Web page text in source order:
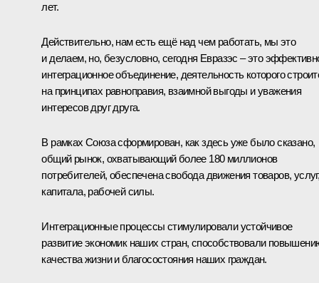
лет.
Действительно, нам есть ещё над чем работать, мы это
и делаем, но, безусловно, сегодня Евразэс – это
интеграционное объединение, деятельность которого
на принципах равноправия, взаимной выгоды и уважения
интересов друг друга.
В рамках Союза сформирован, как здесь уже было сказано,
общий рынок, охватывающий более 180 миллионов
потребителей, обеспечена свобода движения товаров,
капитала, рабочей силы.
Интеграционные процессы стимулировали устойчивое
развитие экономик наших стран, способствовали
качества жизни и благосостояния наших граждан.